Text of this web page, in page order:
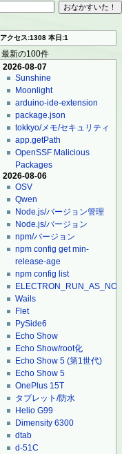
アクセス:1308 本日:1
最新の100件
2026-08-07
Sunshine
Moonlight
arduino-ide-extension
package.json
tokkyo/メモ/セキュリティ
app.getPath
OpenSSF Malicious
Packages
2026-08-06
OSV
Qwen
Node.js/バージョン管理
Node.js/バージョン
npm/バージョン
npm config get min-
release-age
npm config list
Wails
Flet
PySide6
Echo Show
Echo Show/root化
Echo Show 5 (第1世代)
Echo Show 5
OnePlus 15T
タブレット/防水
Helio G99
Dimensity 6300
dtab
d-51C